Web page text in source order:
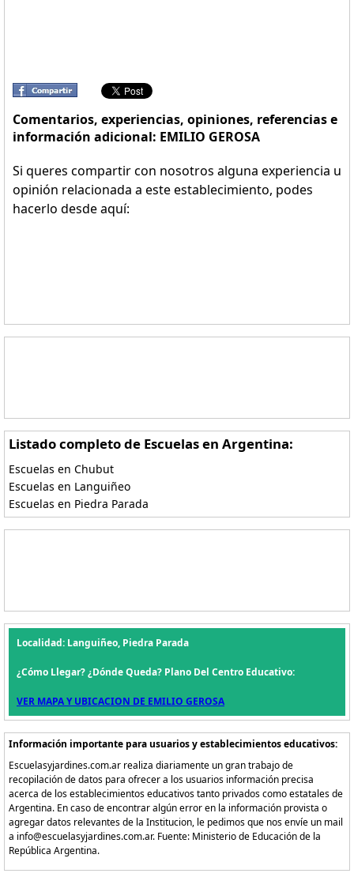
Comentarios, experiencias, opiniones, referencias e
información adicional: EMILIO GEROSA
Si queres compartir con nosotros alguna experiencia u
opinión relacionada a este establecimiento, podes
hacerlo desde aquí:
Listado completo de Escuelas en Argentina:
Escuelas en Chubut
Escuelas en Languiñeo
Escuelas en Piedra Parada
Localidad: Languiñeo, Piedra Parada
¿Cómo Llegar? ¿Dónde Queda? Plano Del Centro Educativo:
VER MAPA Y UBICACION DE EMILIO GEROSA
Información importante para usuarios y establecimientos educativos:
Escuelasyjardines.com.ar realiza diariamente un gran trabajo de
recopilación de datos para ofrecer a los usuarios información precisa
acerca de los establecimientos educativos tanto privados como estatales de
Argentina. En caso de encontrar algún error en la información provista o
agregar datos relevantes de la Institucion, le pedimos que nos envíe un mail
a info@escuelasyjardines.com.ar. Fuente: Ministerio de Educación de la
República Argentina.